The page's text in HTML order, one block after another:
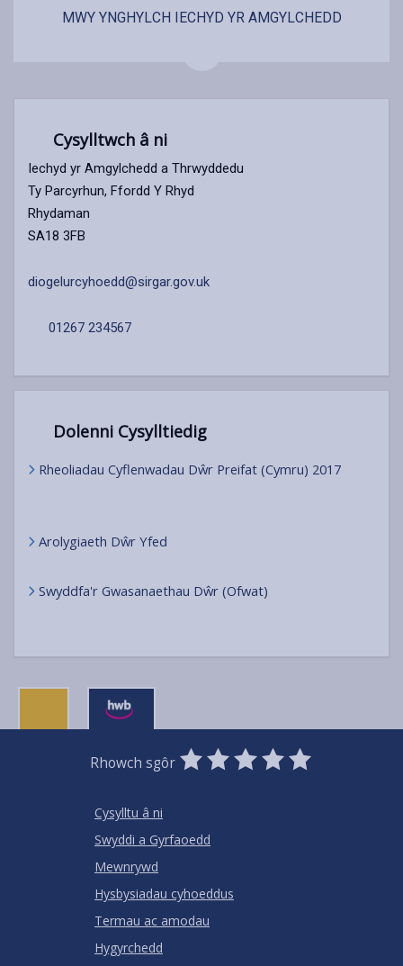
MWY YNGHYLCH IECHYD YR AMGYLCHEDD
Cysylltwch â ni
Iechyd yr Amgylchedd a Thrwyddedu
Ty Parcyrhun, Ffordd Y Rhyd
Rhydaman
SA18 3FB
diogelurcyhoedd@sirgar.gov.uk
01267 234567
Dolenni Cysylltiedig
Rheoliadau Cyflenwadau Dŵr Preifat (Cymru) 2017
Arolygiaeth Dŵr Yfed
Swyddfa'r Gwasanaethau Dŵr (Ofwat)
Rhowch sgôr
0
Stars
1
Star
2
Stars
3
Stars
4
Stars
5
Stars
Cysylltu â ni
Swyddi a Gyrfaoedd
Mewnrywd
Hysbysiadau cyhoeddus
Termau ac amodau
Hygyrchedd